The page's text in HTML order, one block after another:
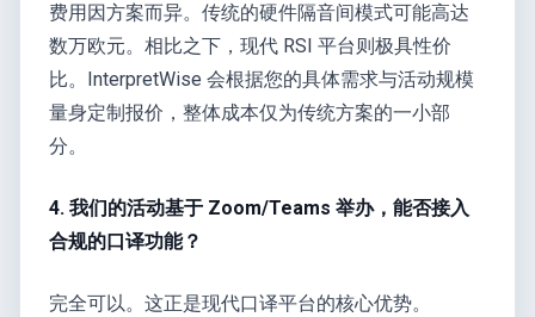
费用因方案而异。传统的硬件隔音间模式可能高达
数万欧元。相比之下，现代 RSI 平台则极具性价
比。InterpretWise 会根据您的具体需求与活动规模
量身定制报价，整体成本仅为传统方案的一小部
分。
4. 我们的活动基于 Zoom/Teams 举办，能否接入
合规的口译功能？
完全可以。这正是现代口译平台的核心优势。